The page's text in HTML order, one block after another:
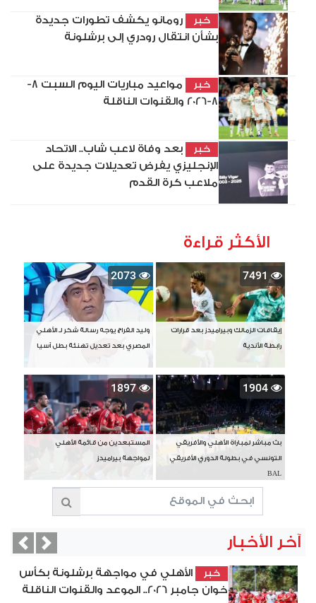
خبر
رومانو يكشف تطورات جديدة
بشأن انتقال رودري إلى برشلونة
خبر
مواعيد مباريات اليوم السبت 8-
8-2026 والقنوات الناقلة
خبر
بعد وفاة لاعب شاب.. الاتحاد
الإنجليزي يفرض تعديلات جديدة على
ملاعب كرة القدم
الأكثر قراءة
7491
إيقافات الزمالك وبيراميدز بعد قرارات
رابطة الأندية
2073
وليد الفراج يوجه رسالة شكر لـ الأهلي
المصري بعد تعديل تهنئة بطل آسيا
1904
بث مباشر لمباراة الأهلي والأفريقي
التونسي في بطولة الدوري الأفريقي
BAL
1897
المستبعدين من قائمة الأهلي
لمواجهة بيراميدز
آخر الأخبار
خبر
الأهلي في مواجهة برشلونة بكأس
خوان جامبر 2026.. الموعد والقنوات الناقلة
Next